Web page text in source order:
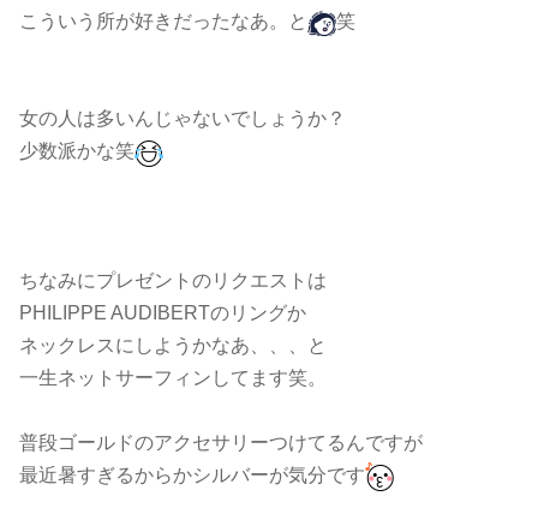
こういう所が好きだったなあ。と
笑
女の人は多いんじゃないでしょうか？
少数派かな笑
ちなみにプレゼントのリクエストは
PHILIPPE AUDIBERTのリングか
ネックレスにしようかなあ、、、と
一生ネットサーフィンしてます笑。
普段ゴールドのアクセサリーつけてるんですが
最近暑すぎるからかシルバーが気分です